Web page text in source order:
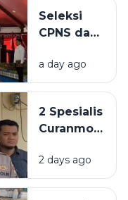
Lapangan
Prio
Seleksi
CPNS dan
Sampang
Masih
BKPSDM:
Tunggu
Pusat
a day ago
2 Spesialis
Curanmor
Bangkalan
Diringkus
2 days ago